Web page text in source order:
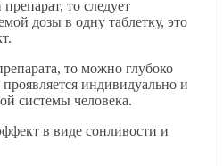
то следует
дозы в одну таблетку, это
то можно глубоко
индивидуально и
системы человека.
в виде сонливости и